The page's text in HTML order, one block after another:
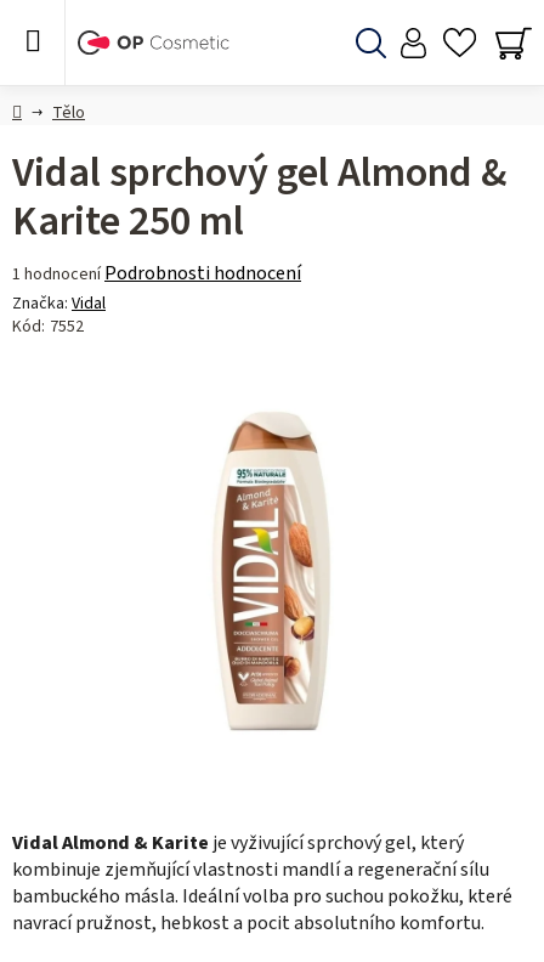
DomůTělo
Vidal Almond & Karite je vyživující sprchový gel, který
kombinuje zjemňující vlastnosti mandlí a regenerační sílu
bambuckého másla. Ideální volba pro suchou pokožku, které
navrací pružnost, hebkost a pocit absolutního komfortu.
Vidal sprchový gel Almond &
Karite 250 ml
Průměrné
hodnocení
produktu
1 hodnocení Podrobnosti hodnocení
Značka: Vidal
Kód: 7552